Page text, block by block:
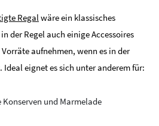
Regalwäre ein klassisches
der Regel auch einige Accessoires
aufnehmen, wenn es in der
Ideal eignet es sich unter anderem für:
und Marmelade